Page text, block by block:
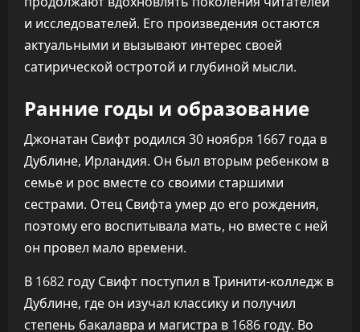
и исследователей. Его произведения остаются
актуальными и вызывают интерес своей
сатирической остротой и глубиной мысли.
Ранние годы и образование
Джонатан Свифт родился 30 ноября 1667 года в
Дублине, Ирландия. Он был вторым ребенком в
семье и рос вместе со своими старшими
сестрами. Отец Свифта умер до его рождения,
поэтому его воспитывала мать, но вместе с ней
он провел мало времени.
В 1682 году Свифт поступил в Тринити-колледж в
Дублине, где он изучал классику и получил
степень бакалавра и магистра в 1686 году. Во